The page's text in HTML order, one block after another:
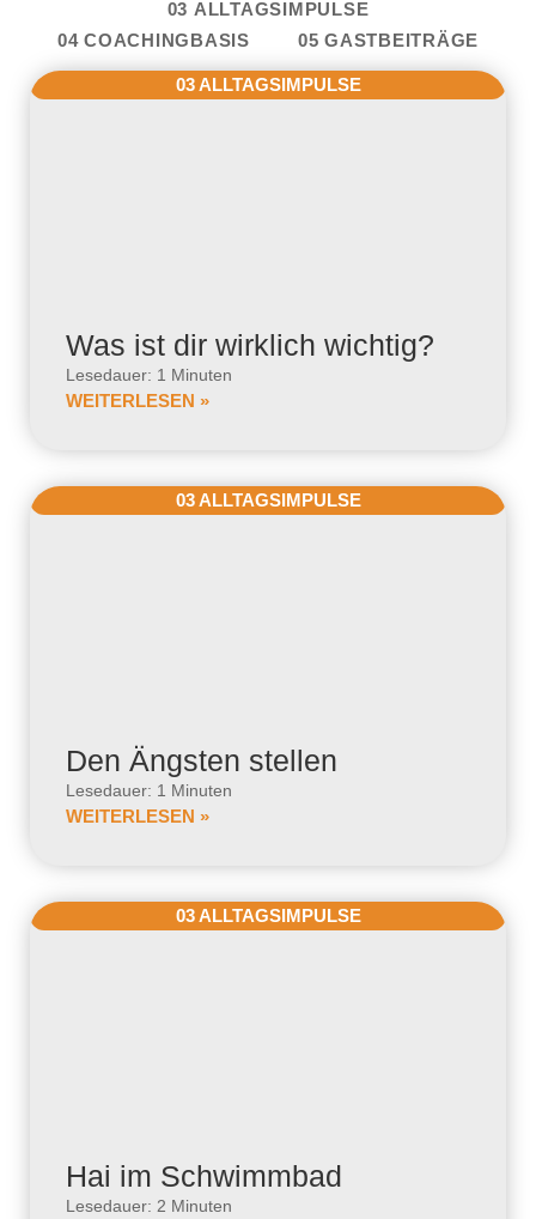
03 ALLTAGSIMPULSE
04 COACHINGBASIS
05 GASTBEITRÄGE
03 ALLTAGSIMPULSE
Was ist dir wirklich wichtig?
Lesedauer: 1 Minuten
WEITERLESEN »
03 ALLTAGSIMPULSE
Den Ängsten stellen
Lesedauer: 1 Minuten
WEITERLESEN »
03 ALLTAGSIMPULSE
Hai im Schwimmbad
Lesedauer: 2 Minuten